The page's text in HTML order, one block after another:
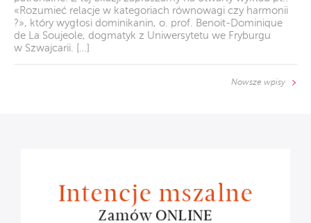
«Rozumieć relacje w kategoriach równowagi czy harmonii
?», który wygłosi dominikanin, o. prof. Benoit-Dominique
de La Soujeole, dogmatyk z Uniwersytetu we Fryburgu
w Szwajcarii. […]
Nowsze wpisy